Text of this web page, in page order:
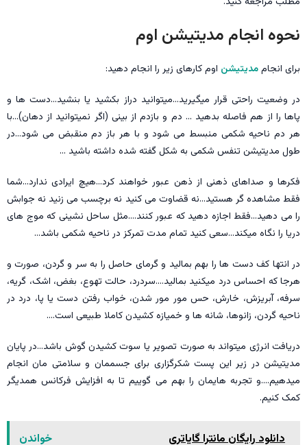
نحوه انجام مدیتیشن اوم
برای انجاممدیتیشن اوم کارهای زیر را انجام دهید:
در وضعیت راحتی قرار میگیرید…میتوانید دراز بکشید یا بنشید…دست ها و
‌پاها را از هم فاصله بدهید … دم و بازدم از بینی (اگر نمیتوانید از دهان)…با
هر دم ناحیه شکمی منبسط می شود و با هر باز دم منقبض می شود…در
طول مدیتیشن تنفس شکمی به شکل گفته شده داشته باشید …
فکرها و صداهای ذهنی از ذهن عبور خواهند کرد…هیچ ایرادی ندارد…شما
فقط مشاهده گر هستید…نه قضاوت می کنید نه برچسب می زنید نه جوابش
را می دهید…فقط اجازه دهید که عبور کنند….مثل ساحل نشینی که موج های
دریا را نگاه میکند…سعی کنید تمام مدت تمرکز در ناحیه شکمی باشد…
در انتها کف دست ها را بهم بمالید و گرمای حاصل را به سر و گردن، صورت و
هرجا که احساس درد میکنید بمالید….سردرد، حالت تهوع، بغض، اشک، گریه،
سرفه، آبریزش، خارش، حس مور مور شدن، خواب رفتن دست یا پا، درد در
ناحیه گردن، زانوها، شانه ها و خمیازه کشیدن کاملا طبیعی است….
دریافت انرژی میتواند به صورت تصویر یا سوت کشیدن گوش باشد…در پایان
مدیتیشن در زیر این پست شکرگزاری برای جسممان و سلامتی مان انجام
میدهیم….و تجربه هایمان را بهم می گوییم تا به افزایش فرکانس همدیگر
کمک کنیم.
خواندن دانلود رایگان مانترا گایاتری